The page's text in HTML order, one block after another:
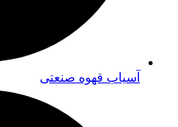
آسیاب قهوه صنعتی